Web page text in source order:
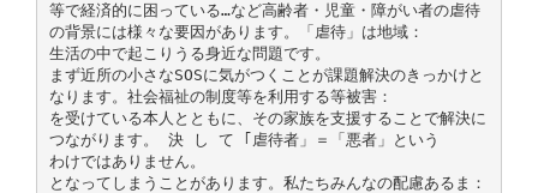
等で経済的に困っている…など高齢者・児童・障がい者の虐待
の背景には様々な要因があります。「虐待」は地域：
生活の中で起こりうる身近な問題です。
まず近所の小さなSOSに気がつくことが課題解決のきっかけと
なります。社会福祉の制度等を利用する等被害：
を受けている本人とともに、その家族を支援することで解決に
つながります。 決 し て ｢虐待者」＝「悪者」という
わけではありません。
となってしまうことがあります。私たちみんなの配慮あるま：